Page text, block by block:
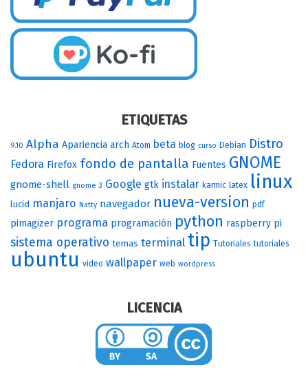
ETIQUETAS
9.10 Alpha Apariencia arch Atom beta blog curso Debian Distro
Fedora Firefox fondo de pantalla Fuentes GNOME
gnome-shell gnome 3 Google gtk instalar karmic latex linux
lucid manjaro Natty navegador nueva-version pdf
pimagizer programa programación python raspberry pi
sistema operativo temas terminal tip Tutoriales tutoriales
ubuntu video wallpaper web wordpress
LICENCIA